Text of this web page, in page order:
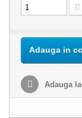
Adauga in
Adauga